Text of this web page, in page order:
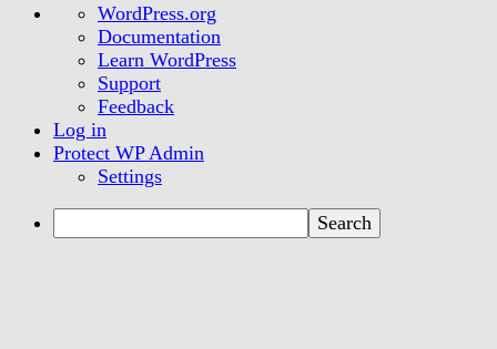
About
WordPress
WordPress.org
Documentation
Learn WordPress
Support
Feedback
Log in
Protect WP Admin
Settings
Search